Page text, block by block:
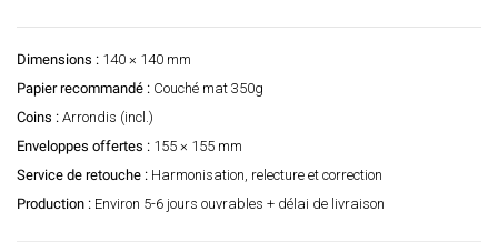
Dimensions : 140 × 140 mm
Papier recommandé : Couché mat 350g
Coins : Arrondis (incl.)
Enveloppes offertes : 155 × 155 mm
Service de retouche : Harmonisation, relecture et correction
Production : Environ 5-6 jours ouvrables + délai de livraison